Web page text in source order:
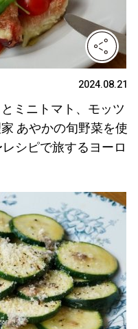
2024.08.21
ミニトマト、モッツ
あやかの旬野菜を使
シピで旅するヨーロ